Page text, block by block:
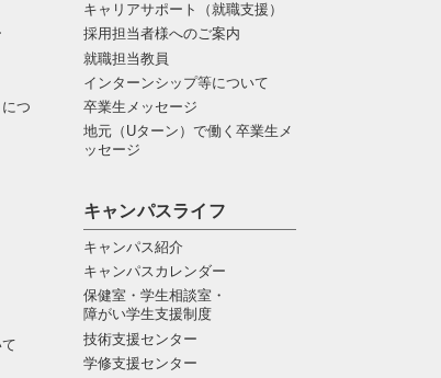
つ
キャリアサポート（就職支援）
採用担当者様へのご案内
就職担当教員
インターンシップ等について
卒業生メッセージ
地元（Uターン）で働く卒業生メ
ッセージ
キャンパスライフ
キャンパス紹介
キャンパスカレンダー
保健室・学生相談室・
障がい学生支援制度
技術支援センター
学修支援センター